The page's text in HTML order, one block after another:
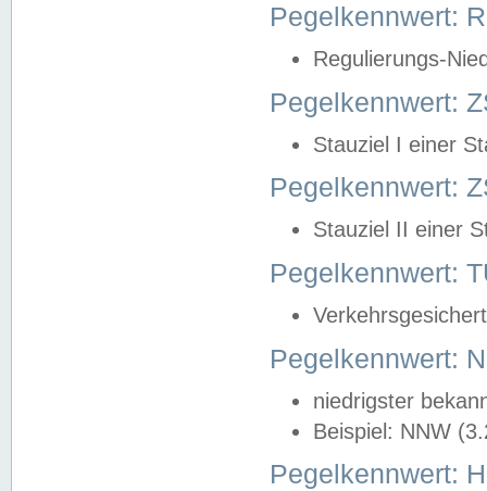
Pegelkennwert:
Regulierungs-
Pegelkennwert:
Stauziel I einer
Pegelkennwert:
Stauziel II einer
Pegelkennwert:
Pegelkennwert:
niedrigster
Beispiel: NNW
Pegelkennwert: